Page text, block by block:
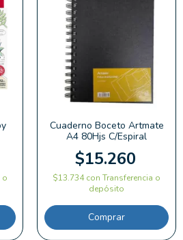
o
Cuaderno Boceto Artmate
A4 80Hjs C/Espiral
$15.260
$13.734con Transferencia o
depósito